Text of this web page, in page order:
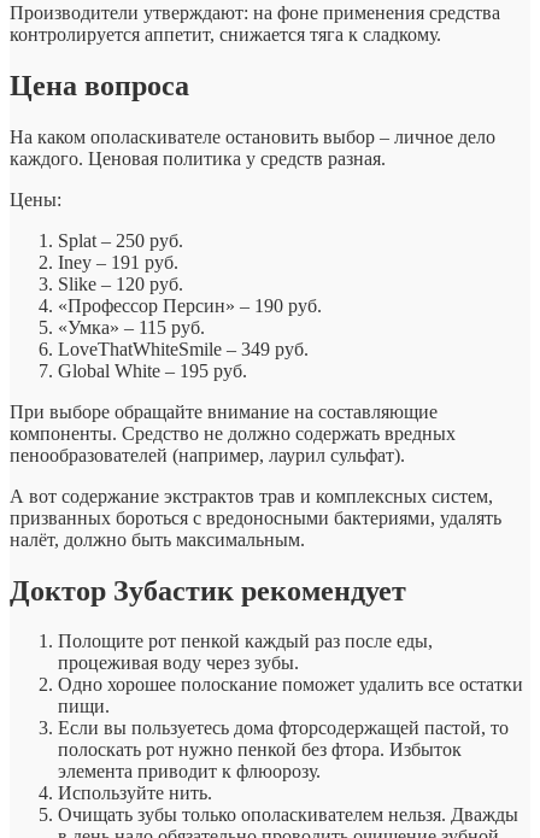
Производители утверждают: на фоне применения средства
контролируется аппетит, снижается тяга к сладкому.
Цена вопроса
На каком ополаскивателе остановить выбор – личное дело
каждого. Ценовая политика у средств разная.
Цены:
Splat – 250 руб.
Iney – 191 руб.
Slike – 120 руб.
«Профессор Персин» – 190 руб.
«Умка» – 115 руб.
LoveThatWhiteSmile – 349 руб.
Global White – 195 руб.
При выборе обращайте внимание на составляющие
компоненты. Средство не должно содержать вредных
пенообразователей (например, лаурил сульфат).
А вот содержание экстрактов трав и комплексных систем,
призванных бороться с вредоносными бактериями, удалять
налёт, должно быть максимальным.
Доктор Зубастик рекомендует
Полощите рот пенкой каждый раз после еды,
процеживая воду через зубы.
Одно хорошее полоскание поможет удалить все остатки
пищи.
Если вы пользуетесь дома фторсодержащей пастой, то
полоскать рот нужно пенкой без фтора. Избыток
элемента приводит к флюорозу.
Используйте нить.
Очищать зубы только ополаскивателем нельзя. Дважды